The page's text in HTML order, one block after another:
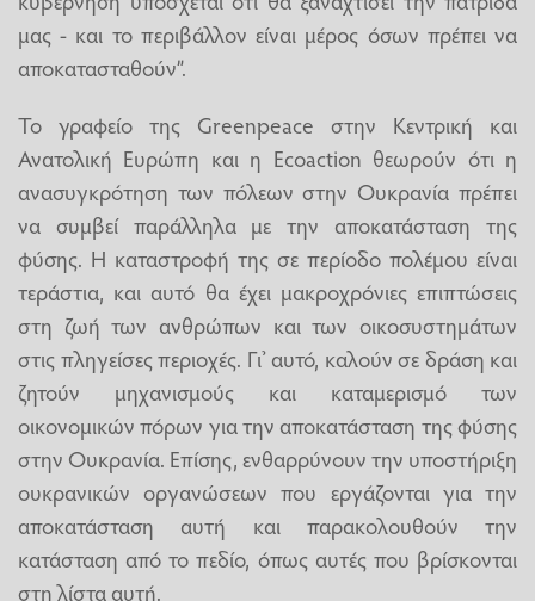
μας - και το περιβάλλον είναι μέρος όσων πρέπει να
αποκατασταθούν”.
Το γραφείο της Greenpeace στην Κεντρική και
Ανατολική Ευρώπη και η Ecoaction θεωρούν ότι η
ανασυγκρότηση των πόλεων στην Ουκρανία πρέπει
να συμβεί παράλληλα με την αποκατάσταση της
φύσης. Η καταστροφή της σε περίοδο πολέμου είναι
τεράστια, και αυτό θα έχει μακροχρόνιες επιπτώσεις
στη ζωή των ανθρώπων και των οικοσυστημάτων
στις πληγείσες περιοχές. Γι’ αυτό, καλούν σε δράση και
ζητούν μηχανισμούς και καταμερισμό των
οικονομικών πόρων για την αποκατάσταση της φύσης
στην Ουκρανία. Επίσης, ενθαρρύνουν την υποστήριξη
ουκρανικών οργανώσεων που εργάζονται για την
αποκατάσταση αυτή και παρακολουθούν την
κατάσταση από το πεδίο, όπως αυτές που βρίσκονται
στη λίστα αυτή.